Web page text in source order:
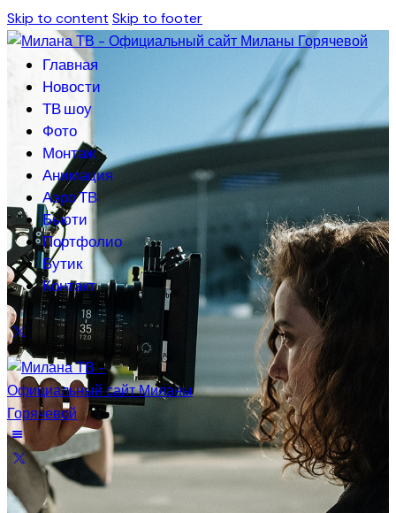
Skip to content Skip to footer
Главная
Новости
ТВ шоу
Фото
Монтаж
Анимация
Аэро ТВ
Бьюти
Портфолио
Бутик
Контакт